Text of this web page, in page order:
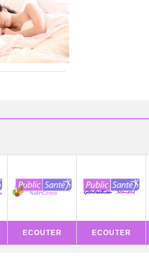
ECOUTER ECOUTER